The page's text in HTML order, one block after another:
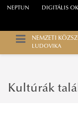
NEPTUN DIGITÁLIS
NEMZETI
LUDOVIKA
Kultúrák